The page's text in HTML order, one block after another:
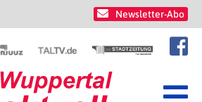
Newsletter-Abo